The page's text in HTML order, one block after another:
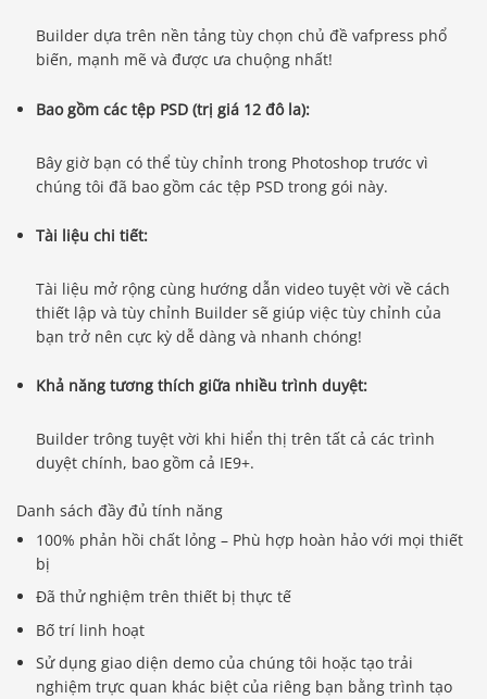
Builder dựa trên nền tảng tùy chọn chủ đề vafpress phổ
biến, mạnh mẽ và được ưa chuộng nhất!
Bao gồm các tệp PSD (trị giá 12 đô la):
Bây giờ bạn có thể tùy chỉnh trong Photoshop trước vì
chúng tôi đã bao gồm các tệp PSD trong gói này.
Tài liệu chi tiết:
Tài liệu mở rộng cùng hướng dẫn video tuyệt vời về cách
thiết lập và tùy chỉnh Builder sẽ giúp việc tùy chỉnh của
bạn trở nên cực kỳ dễ dàng và nhanh chóng!
Khả năng tương thích giữa nhiều trình duyệt:
Builder trông tuyệt vời khi hiển thị trên tất cả các trình
duyệt chính, bao gồm cả IE9+.
Danh sách đầy đủ tính năng
100% phản hồi chất lỏng – Phù hợp hoàn hảo với mọi thiết
bị
Đã thử nghiệm trên thiết bị thực tế
Bố trí linh hoạt
Sử dụng giao diện demo của chúng tôi hoặc tạo trải
nghiệm trực quan khác biệt của riêng bạn bằng trình tạo